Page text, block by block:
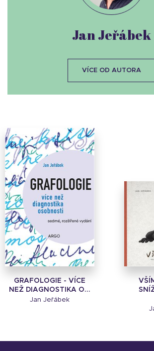
GRAFOLOGIE - VÍCE
NEŽ DIAGNOSTIKA O...
Jan Jeřábek
Jan Jeřábek
VÍCE OD AUTORA